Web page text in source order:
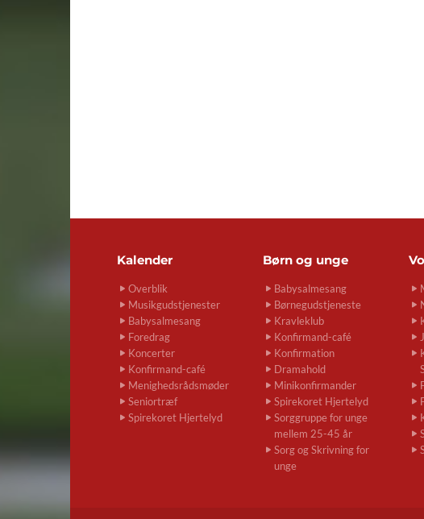
Kalender
Overblik
Musikgudstjenester
Babysalmesang
Foredrag
Koncerter
Konfirmand-café
Menighedsrådsmøder
Seniortræf
Spirekoret Hjertelyd
Børn og unge
Babysalmesang
Børnegudstjeneste
Kravleklub
Konfirmand-café
Konfirmation
Dramahold
Minikonfirmander
Spirekoret Hjertelyd
Sorggruppe for unge
mellem 25-45 år
Sorg og Skrivning for
unge